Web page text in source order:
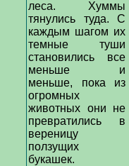
леса. Хуммы
тянулись туда. С
каждым шагом их
темные туши
становились все
меньше и
меньше, пока из
огромных
животных они не
превратились в
вереницу
ползущих
букашек.